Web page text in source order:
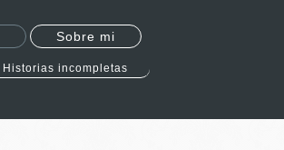
Sobre mi
Historias incompletas